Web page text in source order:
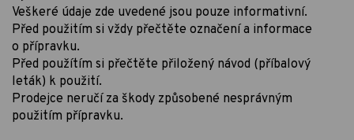
Veškeré údaje zde uvedené jsou pouze informativní.
Před použitím si vždy přečtěte označení a informace
o přípravku.
Před použítím si přečtěte přiložený návod (příbalový
leták) k použití.
Prodejce neručí za škody způsobené nesprávným
použitím přípravku.